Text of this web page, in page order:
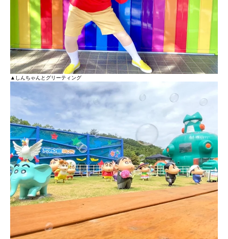
▲しんちゃんとグリーティング